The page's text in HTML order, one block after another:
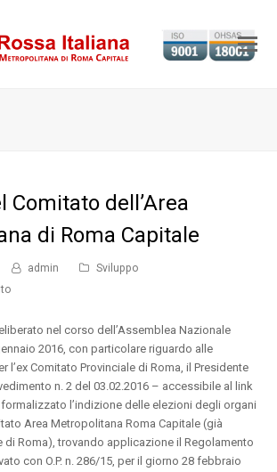
Comitato dell’Area
di Roma Capitale
admin
Sviluppo
nel corso dell’Assemblea Nazionale
2016, con particolare riguardo alle
l’ex Comitato Provinciale di Roma, il Presidente
n. 2 del 03.02.2016 – accessibile al link
l’indizione delle elezioni degli organi
Area Metropolitana Roma Capitale (già
di Roma), trovando applicazione il Regolamento
con O.P. n. 286/15, per il giorno 28 febbraio